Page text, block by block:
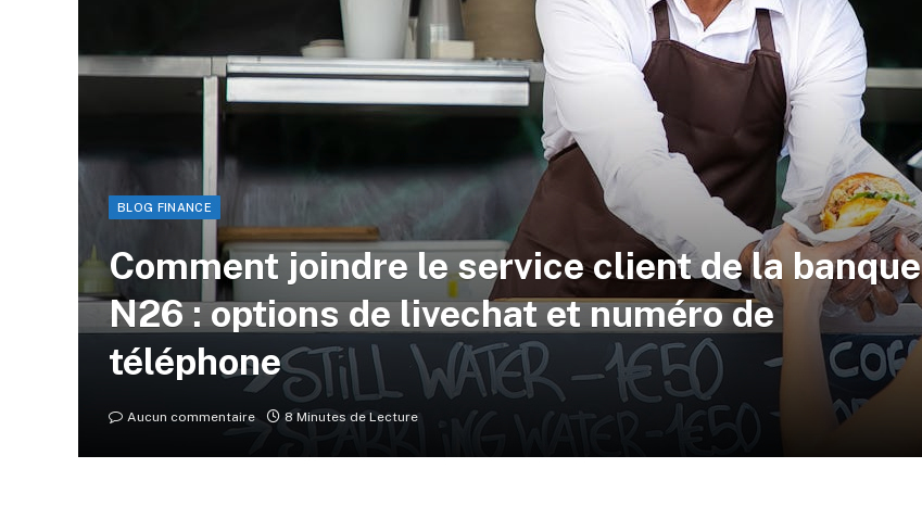
BLOG FINANCE
Comment joindre le service client de la banque
N26 : options de livechat et numéro de
téléphone
Aucun commentaire 8 Minutes de Lecture